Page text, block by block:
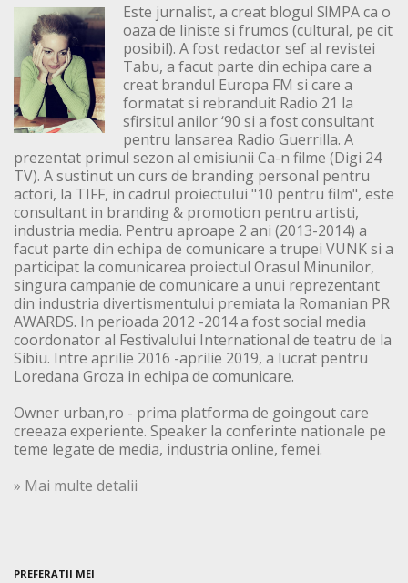
Este jurnalist, a creat blogul S!MPA ca o
oaza de liniste si frumos (cultural, pe cit
posibil). A fost redactor sef al revistei
Tabu, a facut parte din echipa care a
creat brandul Europa FM si care a
formatat si rebranduit Radio 21 la
sfirsitul anilor ‘90 si a fost consultant
pentru lansarea Radio Guerrilla. A
prezentat primul sezon al emisiunii Ca-n filme (Digi 24
TV). A sustinut un curs de branding personal pentru
actori, la TIFF, in cadrul proiectului "10 pentru film", este
consultant in branding & promotion pentru artisti,
industria media. Pentru aproape 2 ani (2013-2014) a
facut parte din echipa de comunicare a trupei VUNK si a
participat la comunicarea proiectul Orasul Minunilor,
singura campanie de comunicare a unui reprezentant
din industria divertismentului premiata la Romanian PR
AWARDS. In perioada 2012 -2014 a fost social media
coordonator al Festivalului International de teatru de la
Sibiu. Intre aprilie 2016 -aprilie 2019, a lucrat pentru
Loredana Groza in echipa de comunicare.
Owner urban,ro - prima platforma de goingout care
creeaza experiente. Speaker la conferinte nationale pe
teme legate de media, industria online, femei.
» Mai multe detalii
PREFERATII MEI